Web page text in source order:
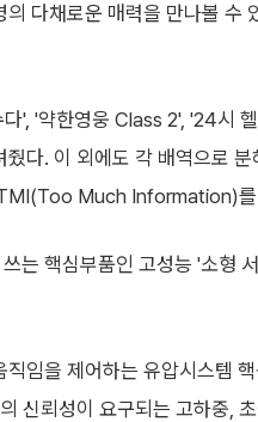
다채로운 매력을 만나볼 수
', '약한영웅 Class 2', '24시
다. 이 외에도 각 배역으로
Much Information)
는 핵심부품인 고성능 '소형
임을 제어하는 유압시스템
신뢰성이 요구되는 고하중,